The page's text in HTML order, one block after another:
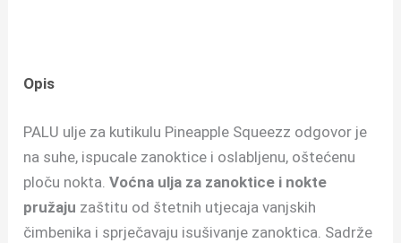
Opis
PALU ulje za kutikulu Pineapple Squeezz odgovor je
na suhe, ispucale zanoktice i oslabljenu, oštećenu
ploču nokta.Voćna ulja za zanoktice i nokte
pružaju zaštitu od štetnih utjecaja vanjskih
čimbenika i sprječavaju isušivanje zanoktica. Sadrže